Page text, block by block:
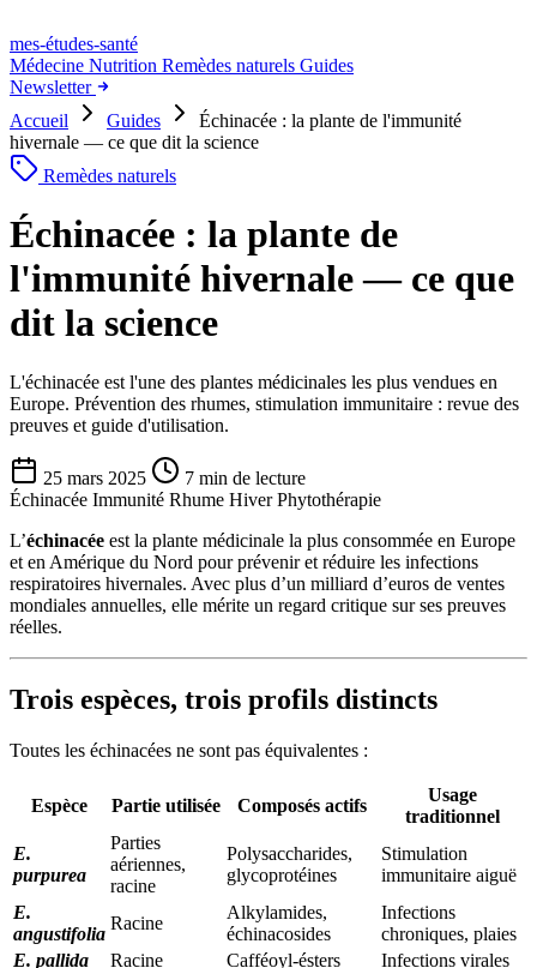
mes-études-santé
Médecine Nutrition Remèdes naturels Guides
Newsletter
Accueil
Guides
Échinacée : la plante de l'immunité
hivernale — ce que dit la science
Remèdes naturels
Échinacée : la plante de
l'immunité hivernale — ce que
dit la science
L'échinacée est l'une des plantes médicinales les plus vendues en
Europe. Prévention des rhumes, stimulation immunitaire : revue des
preuves et guide d'utilisation.
25 mars 2025
7 min de lecture
Échinacée Immunité Rhume HiverPhytothérapie
L’échinacée est la plante médicinale la plus consommée en Europe
et en Amérique du Nord pour prévenir et réduire les infections
respiratoires hivernales. Avec plus d’un milliard d’euros de ventes
mondiales annuelles, elle mérite un regard critique sur ses preuves
réelles.
Trois espèces, trois profils distincts
Toutes les échinacées ne sont pas équivalentes :
Espèce Partie utilisée Composés actifs
Usage
traditionnel
E.
purpurea
Parties
aériennes,
racine
Polysaccharides,
glycoprotéines
Stimulation
immunitaire aiguë
E.
angustifolia
Racine
Alkylamides,
échinacosides
Infections
chroniques, plaies
E. pallida
Racine Cafféoyl-ésters Infections virales